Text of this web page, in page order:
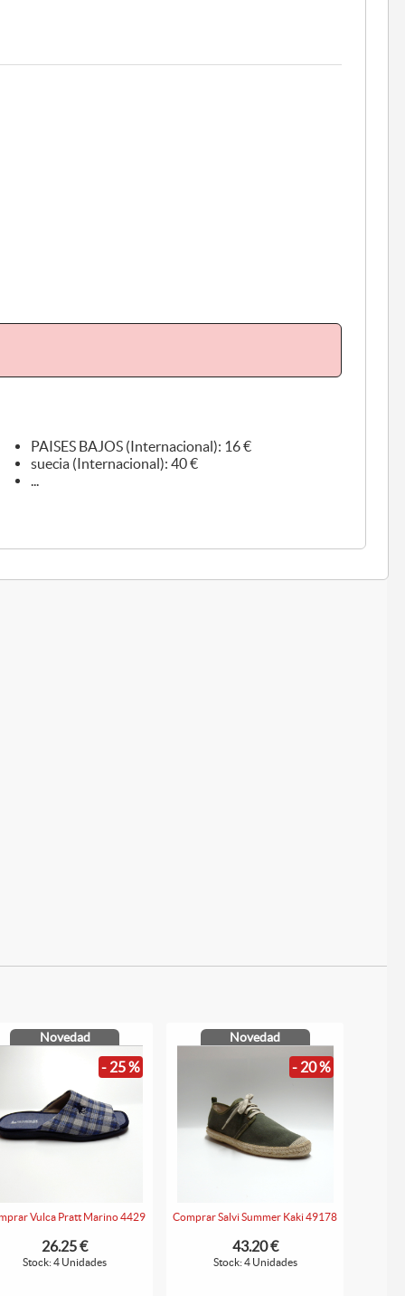
PAISES BAJOS (Internacional): 16 €
suecia (Internacional): 40 €
...
Novedad
- 25 %
Vulca Pratt Marino 4429
26.25 €
Stock: 4 Unidades
Novedad
- 20 %
Comprar Salvi Summer Kaki 49178
43.20 €
Stock: 4 Unidades